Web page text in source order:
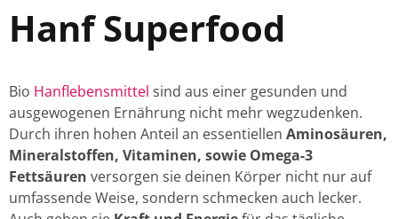
Hanf Superfood
Bio Hanflebensmittel sind aus einer gesunden und
ausgewogenen Ernährung nicht mehr wegzudenken.
Durch ihren hohen Anteil an essentiellen Aminosäuren,
Mineralstoffen, Vitaminen, sowie Omega-3
Fettsäuren versorgen sie deinen Körper nicht nur auf
umfassende Weise, sondern schmecken auch lecker.